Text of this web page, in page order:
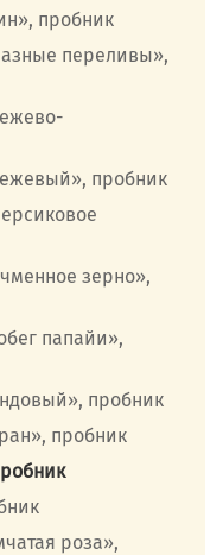
пробник
переливы»,
пробник
зерно»,
папайи»,
пробник
пробник
роза»,